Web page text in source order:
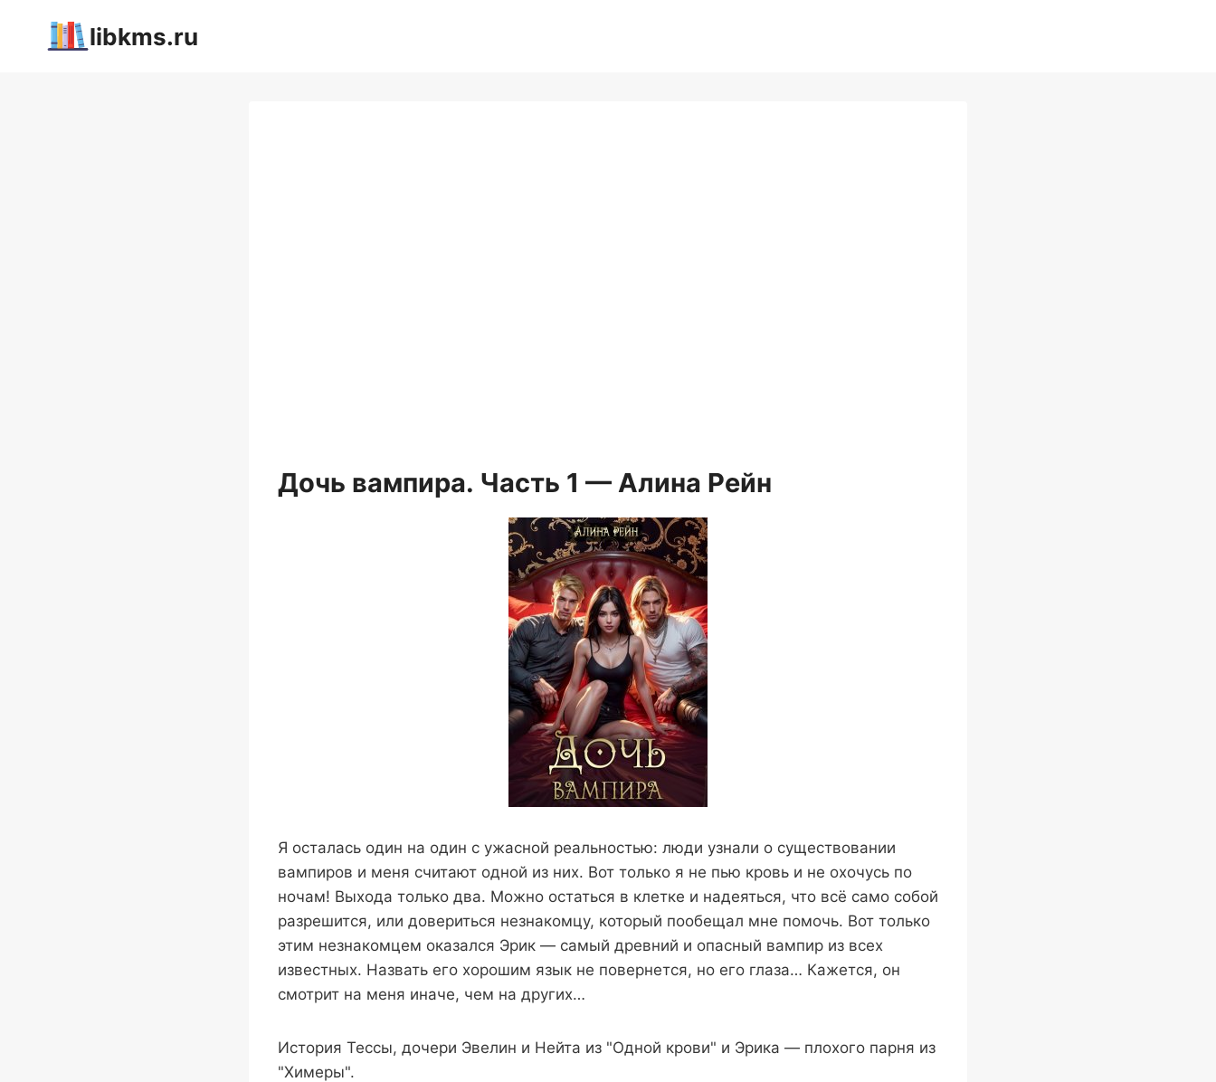
libkms.ru
Дочь вампира. Часть 1 — Алина Рейн
Я осталась один на один с ужасной реальностью: люди узнали о существовании
вампиров и меня считают одной из них. Вот только я не пью кровь и не охочусь по
ночам! Выхода только два. Можно остаться в клетке и надеяться, что всё само собой
разрешится, или довериться незнакомцу, который пообещал мне помочь. Вот только
этим незнакомцем оказался Эрик — самый древний и опасный вампир из всех
известных. Назвать его хорошим язык не повернется, но его глаза… Кажется, он
смотрит на меня иначе, чем на других…
История Тессы, дочери Эвелин и Нейта из "Одной крови" и Эрика — плохого парня из
"Химеры".